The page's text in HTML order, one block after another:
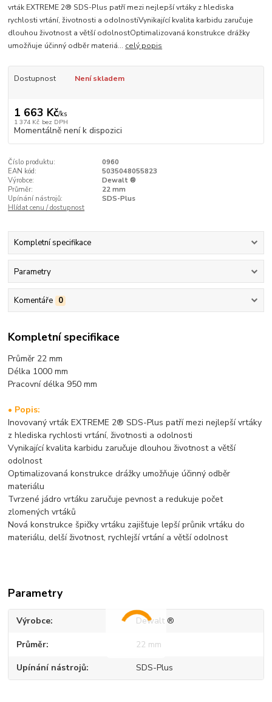
vrták EXTREME 2® SDS-Plus patří mezi nejlepší vrtáky z hlediska
rychlosti vrtání, životnosti a odolnostiVynikající kvalita karbidu zaručuje
dlouhou životnost a větší odolnostOptimalizovaná konstrukce drážky
umožňuje účinný odběr materiá... celý popis
Dostupnost Není skladem
1 663 Kč/ks
1 374 Kč bez DPH
Momentálně není k dispozici
Číslo produktu:
0960
EAN kód:
5035048055823
Výrobce:
Dewalt ®
Průměr:
22 mm
Upínání nástrojů:
SDS-Plus
Hlídat cenu / dostupnost
Kompletní specifikace
Parametry
Komentáře 0
Kompletní specifikace
Průměr 22 mm
Délka 1000 mm
Pracovní délka 950 mm
• Popis:
Inovovaný vrták EXTREME 2® SDS-Plus patří mezi nejlepší vrtáky
z hlediska rychlosti vrtání, životnosti a odolnosti
Vynikající kvalita karbidu zaručuje dlouhou životnost a větší
odolnost
Optimalizovaná konstrukce drážky umožňuje účinný odběr
materiálu
Tvrzené jádro vrtáku zaručuje pevnost a redukuje počet
zlomených vrtáků
Nová konstrukce špičky vrtáku zajišťuje lepší průnik vrtáku do
materiálu, delší životnost, rychlejší vrtání a větší odolnost
Parametry
Výrobce Dewalt ®
Průměr 22 mm
Upínání nástrojů SDS-Plus